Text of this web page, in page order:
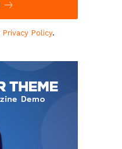
Privacy Policy.